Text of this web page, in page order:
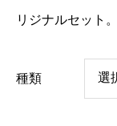
リジナルセット。
種類